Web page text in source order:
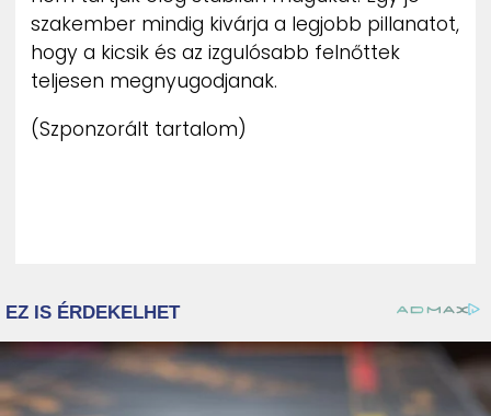
szakember mindig kivárja a legjobb pillanatot,
hogy a kicsik és az izgulósabb felnőttek
teljesen megnyugodjanak.
(Szponzorált tartalom)